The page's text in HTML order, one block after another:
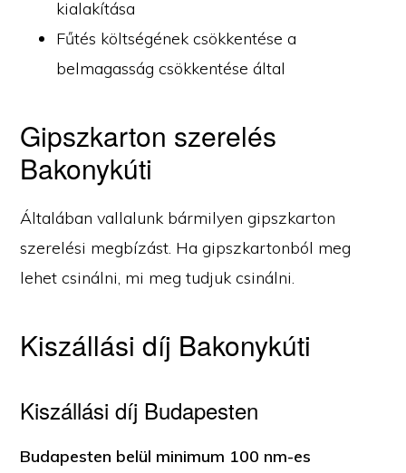
kialakítása
Fűtés költségének csökkentése a
belmagasság csökkentése által
Gipszkarton szerelés
Bakonykúti
Általában vallalunk bármilyen gipszkarton
szerelési megbízást. Ha gipszkartonból meg
lehet csinálni, mi meg tudjuk csinálni.
Kiszállási díj Bakonykúti
Kiszállási díj Budapesten
Budapesten belül minimum 100 nm-es